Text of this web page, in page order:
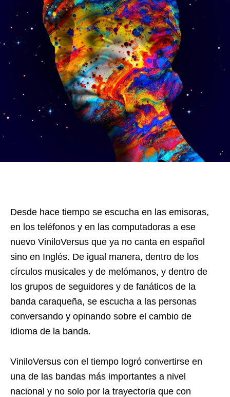
Desde hace tiempo se escucha en las emisoras,
en los teléfonos y en las computadoras a ese
nuevo ViniloVersus que ya no canta en español
sino en Inglés. De igual manera, dentro de los
círculos musicales y de melómanos, y dentro de
los grupos de seguidores y de fanáticos de la
banda caraqueña, se escucha a las personas
conversando y opinando sobre el cambio de
idioma de la banda.
ViniloVersus con el tiempo logró convertirse en
una de las bandas más importantes a nivel
nacional y no solo por la trayectoria que con